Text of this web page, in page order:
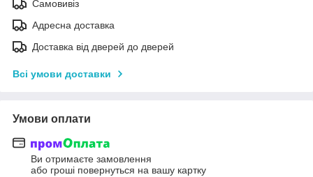
Самовивіз
Адресна доставка
Доставка від дверей до дверей
Всі умови доставки
Умови оплати
Ви отримаєте замовлення
або гроші повернуться на вашу картку